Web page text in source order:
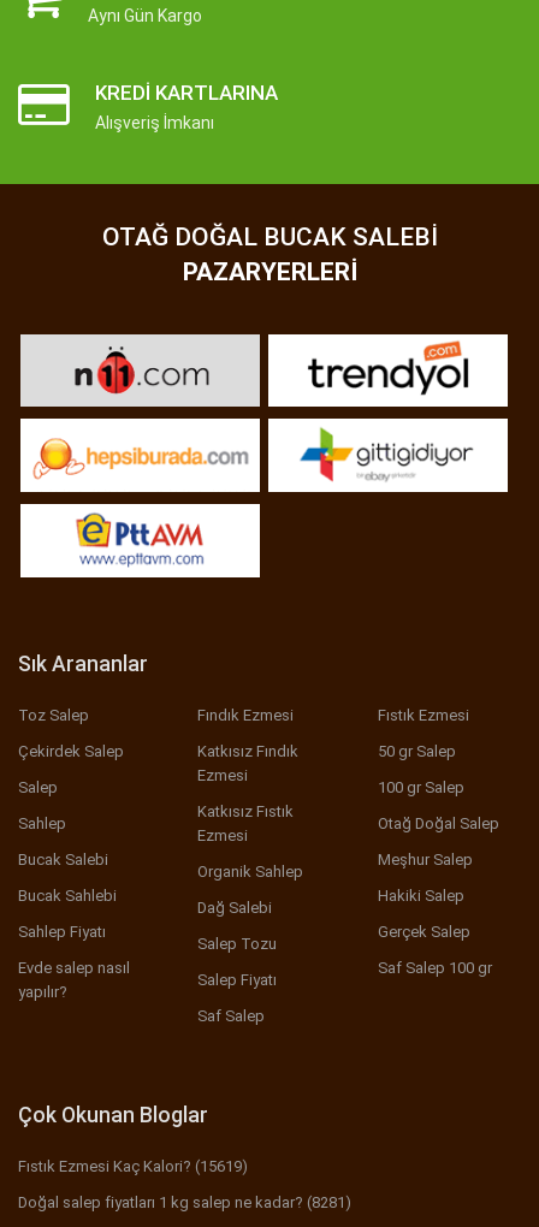
Aynı Gün Kargo
KREDI KARTLARINA
Alışveriş İmkanı
OTAĞ DOĞAL BUCAK SALEBI
PAZARYERLERI
Sık Arananlar
Toz Salep
Çekirdek Salep
Salep
Sahlep
Bucak Salebi
Bucak Sahlebi
Sahlep Fiyatı
Evde salep nasıl
yapılır?
Fındık Ezmesi
Katkısız Fındık
Ezmesi
Katkısız Fıstık
Ezmesi
Organik Sahlep
Dağ Salebi
Salep Tozu
Salep Fiyatı
Saf Salep
Fıstık Ezmesi
50 gr Salep
100 gr Salep
Otağ Doğal Salep
Meşhur Salep
Hakiki Salep
Gerçek Salep
Saf Salep 100 gr
Çok Okunan Bloglar
Fıstık Ezmesi Kaç Kalori? (15619)
Doğal salep fiyatları 1 kg salep ne kadar? (8281)